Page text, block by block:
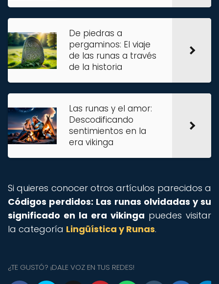
De piedras a
pergaminos: El viaje
de las runas a través
de la historia
Las runas y el amor:
Descodificando
sentimientos en la
era vikinga
Si quieres conocer otros artículos parecidos a
Códigos perdidos: Las runas olvidadas y su
significado en la era vikinga puedes visitar
la categoría Lingüística y Runas.
¿TE GUSTÓ? ¡DALE VOZ EN TUS REDES!